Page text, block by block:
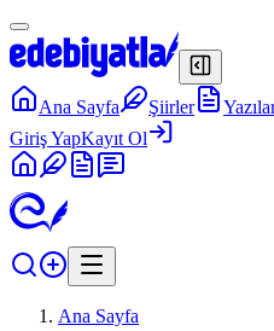
Ana Sayfa Şiirler
Giriş YapKayıt Ol
Ana Sayfa